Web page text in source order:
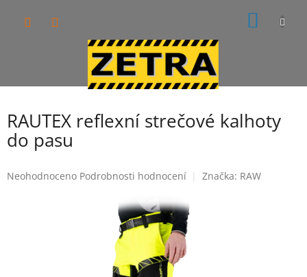
RAUTEX reflexní strečové kalhoty
do pasu
Průměrné
Neohodnoceno Podrobnosti hodnocení Značka: RAW